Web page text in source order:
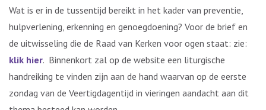
Wat is er in de tussentijd bereikt in het kader van preventie,
hulpverlening, erkenning en genoegdoening? Voor de brief en
de uitwisseling die de Raad van Kerken voor ogen staat: zie:
klik hier. Binnenkort zal op de website een liturgische
handreiking te vinden zijn aan de hand waarvan op de eerste
zondag van de Veertigdagentijd in vieringen aandacht aan dit